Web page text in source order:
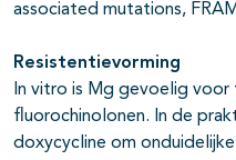
associated mutations,
Resistentievorming
In vitro is Mg gevoelig voor
fluorochinolonen. In de
doxycycline om